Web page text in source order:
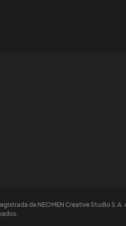
de NEOMEN Creative Studio S.A.